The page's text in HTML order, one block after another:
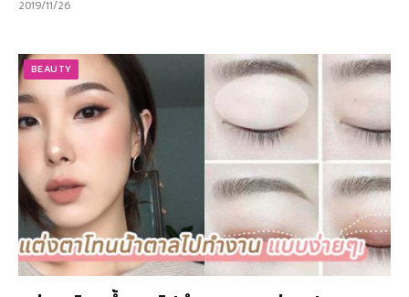
2019/11/26
BEAUTY